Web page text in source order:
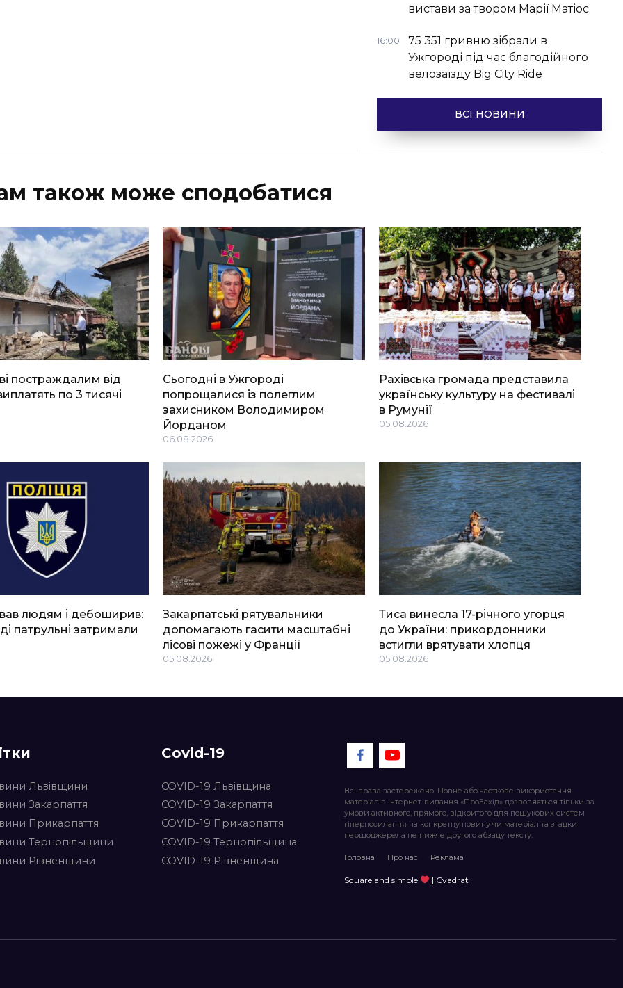
вистави за твором Марії Матіос
16:00
75 351 гривню зібрали в
Ужгороді під час благодійного
велозаїзду Big Сity Ride
ВСІ НОВИНИ
також може сподобатися
постраждалим від
по 3 тисячі
Сьогодні в Ужгороді
попрощалися із полеглим
захисником Володимиром
Йорданом
06.08.2026
Рахівська громада представила
українську культуру на фестивалі
в Румунії
05.08.2026
людям і дебоширив:
патрульні затримали
Закарпатські рятувальники
допомагають гасити масштабні
лісові пожежі у Франції
05.08.2026
Тиса винесла 17-річного угорця
до України: прикордонники
встигли врятувати хлопця
05.08.2026
Львівщини
Закарпаття
Прикарпаття
Тернопільщини
Рівненщини
Covid-19
COVID-19 Львівщина
COVID-19 Закарпаття
COVID-19 Прикарпаття
COVID-19 Тернопільщина
COVID-19 Рівненщина
Всі права застережено. Повне або часткове використання
матеріалів інтернет-видання «ПроЗахід» дозволяється тільки за
умови активного, прямого, відкритого для пошукових систем
гіперпосилання на конкретну новину чи матеріал та згадки
першоджерела не нижче другого абзацу тексту.
Головна Про нас Реклама
Square and simple | Cvadrat